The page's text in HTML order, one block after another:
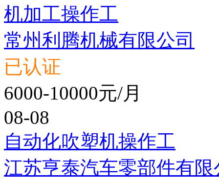
机加工操作工
常州利腾机械有限公司
已认证
6000-10000元/月
08-08
自动化吹塑机操作工
江苏亨泰汽车零部件有限